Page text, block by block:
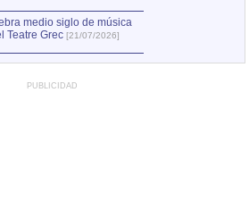
medio siglo de música
Teatre Grec [21/07/2026]
PUBLICIDAD